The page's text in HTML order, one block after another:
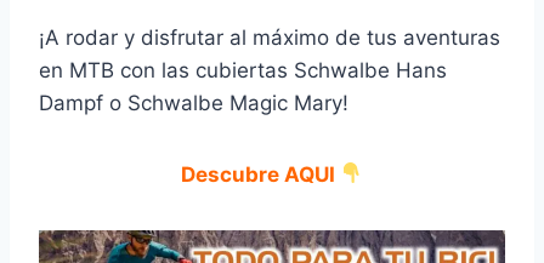
¡A rodar y disfrutar al máximo de tus aventuras
en MTB con las cubiertas Schwalbe Hans
Dampf o Schwalbe Magic Mary!
Descubre AQUI